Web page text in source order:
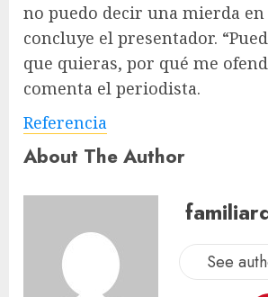
no puedo decir una mierda
concluye el presentador.
que quieras, por qué me
comenta el periodista.
Referencia
About The Author
See